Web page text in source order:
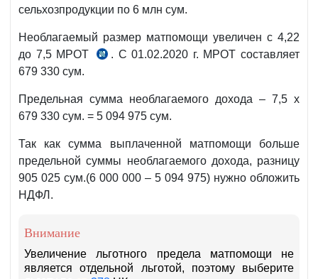
сельхозпродукции по 6 млн сум.
Необлагаемый размер матпомощи увеличен с 4,22
до 7,5 МРОТ
Указ
г.
. С 01.02.2020 г. МРОТ составляет
679 330 сум.
Предельная сумма необлагаемого дохода – 7,5 х
679 330 сум. = 5 094 975 сум.
Так как сумма выплаченной матпомощи больше
предельной суммы необлагаемого дохода, разницу
905 025 сум.(6 000 000 – 5 094 975) нужно обложить
НДФЛ.
Внимание
Увеличение льготного предела матпомощи не
является отдельной льготой, поэтому выберите